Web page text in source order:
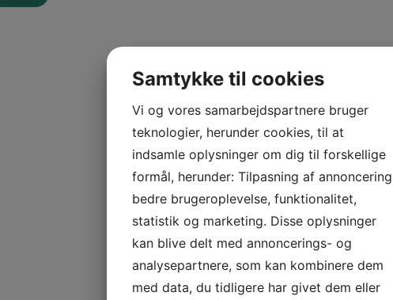
Samtykke til cookies
Vi og vores samarbejdspartnere bruger
teknologier, herunder cookies, til at
indsamle oplysninger om dig til forskellige
formål, herunder: Tilpasning af
bedre brugeroplevelse, funktionalitet,
statistik og marketing. Disse oplysninger
kan blive delt med annoncerings- og
analysepartnere, som kan kombinere dem
med data, du tidligere har givet dem eller